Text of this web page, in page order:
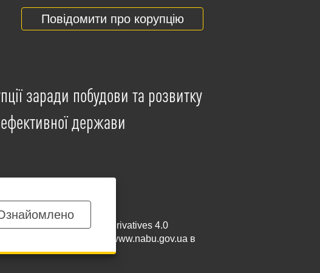
Повідомити про корупцію
заради побудови та розвитку
держави
NonCommercial-NoDerivatives 4.0
за умови посилання на www.nabu.gov.ua в